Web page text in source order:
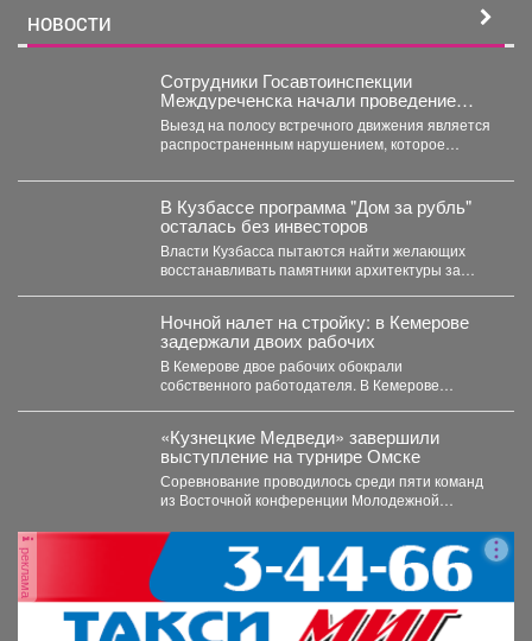
НОВОСТИ
Сотрудники Госавтоинспекции
Междуреченска начали проведение
профилактической операции
«Встречная полоса»
Выезд на полосу встречного движения является
распространенным нарушением, которое
транспортного происшествия...
В Кузбассе программа "Дом за рубль"
осталась без инвесторов
Власти Кузбасса пытаются найти желающих
восстанавливать памятники архитектуры за
Ночной налет на стройку: в Кемерове
задержали двоих рабочих
В Кемерове двое рабочих обокрали
собственного работодателя. В Кемерове
«Кузнецкие Медведи» завершили
выступление на турнире Омске
Соревнование проводилось среди пяти команд
из Восточной конференции Молодежной
новокузнечане провели...
реклама